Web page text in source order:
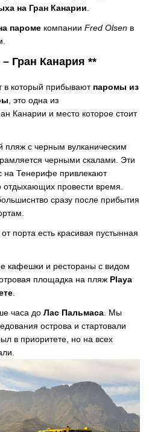
на Гран Канарии
пароме компании Fred Olsen в
Гран Канария **
в который прибывают паромы из
, это одна из
Канарии и место которое стоит
пляж с черным вулканическим
черными скалами. Эти
на Тенерифе привлекают
отдыхающих провести время.
сразу после прибытия
порта есть красивая пустынная
кафешки и рестораны с видом
площадка на пляж Playa
часа до Лас Пальмаса . Мы
острова и стартовали
в приоритете, но на всех